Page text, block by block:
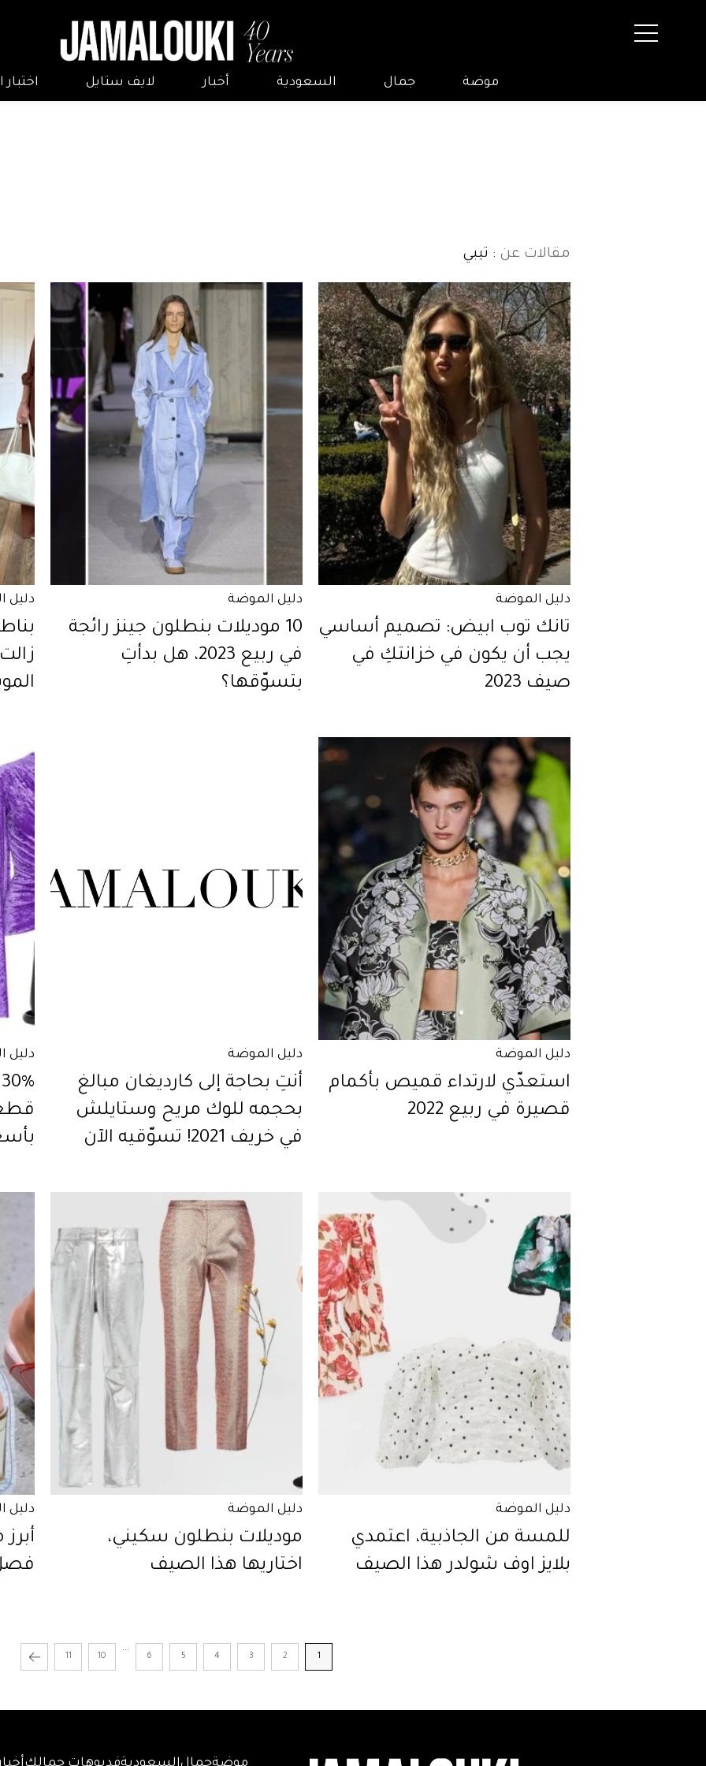
موضة جمال السعودية أخبار لايف ستايل
مقالات عن : تيبي
دليل الموضة
تانك توب ابيض: تصميم أساسي
يجب أن يكون في خزانتكِ في
صيف 2023
دليل الموضة
10 موديلات بنطلون جينز رائجة
في ربيع 2023، هل بدأتِ
بتسوّقها؟
دليل
دليل الموضة
استعدّي لارتداء قميص بأكمام
قصيرة في ربيع 2022
دليل الموضة
أنتِ بحاجة إلى كارديغان مبالغ
بحجمه للوك مريح وستايلش
في خريف 2021! تسوّقيه الآن
دليل
دليل الموضة
للمسة من الجاذبية، اعتمدي
بلايز اوف شولدر هذا الصيف
دليل الموضة
موديلات بنطلون سكيني،
اختاريها هذا الصيف
دليل
1
2
3
4
5
6
...
10
11